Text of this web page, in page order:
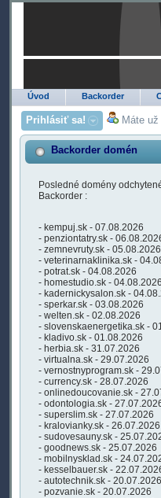
Úvod Backorder
Prihlásiť sa! Máte už
Backorder domén
Posledné domény
Backorder :
- kempuj.sk - 07.08.2026
- penziontatry.sk -
- zemnevruty.sk - 05.08.2026
- veterinarnaklinika.sk -
- potrat.sk - 04.08.2026
- homestudio.sk - 04.08.2026
- kadernickysalon.sk -
- sperkar.sk - 03.08.2026
- welten.sk - 02.08.2026
- slovenskaenergetika.sk -
- kladivo.sk - 01.08.2026
- herbia.sk - 31.07.2026
- virtualna.sk - 29.07.2026
- vernostnyprogram.sk -
- currency.sk - 28.07.2026
- onlinedoucovanie.sk -
- odontologia.sk -
- superslim.sk - 27.07.2026
- kralovianky.sk - 26.07.2026
- sudovesauny.sk -
- goodnews.sk - 25.07.2026
- mobilnysklad.sk -
- kesselbauer.sk -
- autotechnik.sk - 20.07.2026
- pozvanie.sk - 20.07.2026